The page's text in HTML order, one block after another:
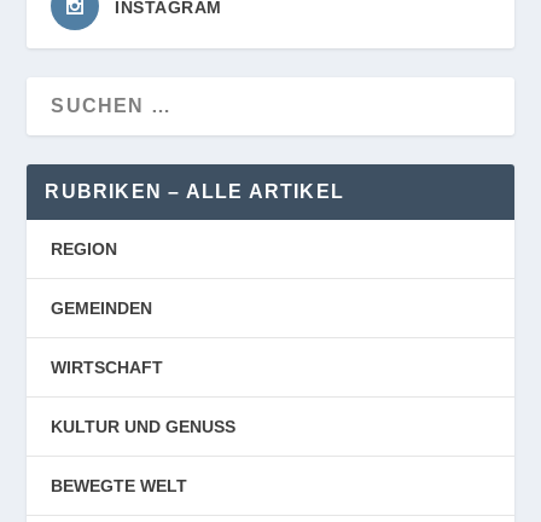
INSTAGRAM
RUBRIKEN – ALLE ARTIKEL
REGION
GEMEINDEN
WIRTSCHAFT
KULTUR UND GENUSS
BEWEGTE WELT